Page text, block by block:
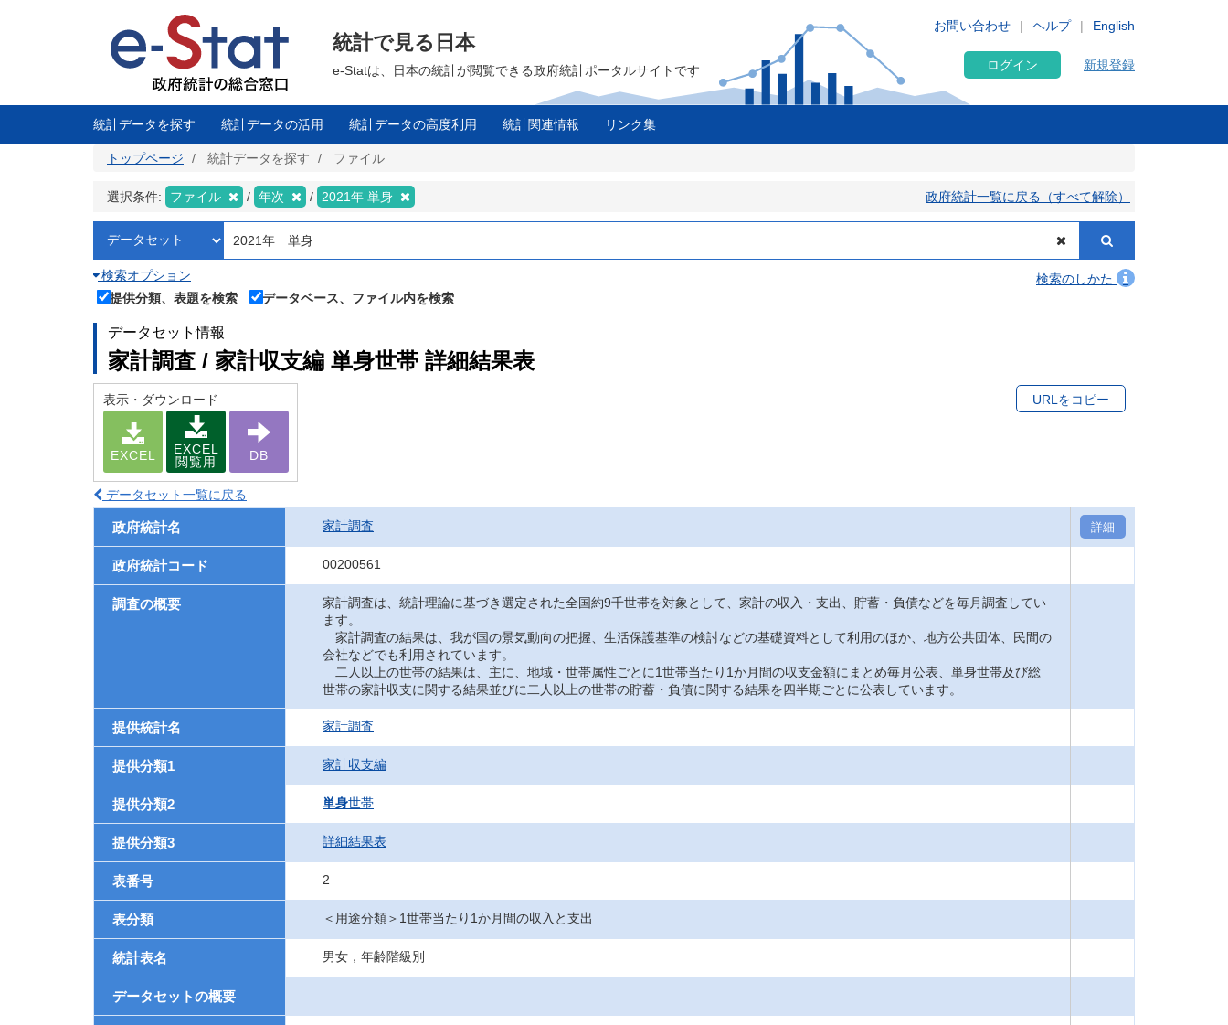
に
English
お問い合わせ ヘルプ
統計で見る日本
e-Statは、日本の統計が閲覧できる政府統計ポータルサイトです ログイン 新規登録
統計データを探す 統計データの活用 統計データの高度利用 統計関連情報 リンク集
トップページ 統計データを探す ファイル
選択条件: ファイル 年次 2021年 単身 政府統計一覧に戻る（すべて解除）
検索オプション
検索のしかた
提供分類、表題を検索
データベース、ファイル内を検索
データセット情報
家計調査 / 家計収支編 単身世帯 詳細結果表
表示・ダウンロード
EXCEL
EXCEL
閲覧用
DB
URLをコピー
データセット一覧に戻る
政府統計名 家計調査 詳細
政府統計コード 00200561
調査の概要
家計調査は、統計理論に基づき選定された全国約9千世帯を対象として、家計の収入・支出、貯蓄・負債などを毎月調査してい
ます。
家計調査の結果は、我が国の景気動向の把握、生活保護基準の検討などの基礎資料として利用のほか、地方公共団体、民間の
会社などでも利用されています。
二人以上の世帯の結果は、主に、地域・世帯属性ごとに1世帯当たり1か月間の収支金額にまとめ毎月公表、単身世帯及び総
世帯の家計収支に関する結果並びに二人以上の世帯の貯蓄・負債に関する結果を四半期ごとに公表しています。
提供統計名 家計調査
提供分類1 家計収支編
提供分類2 単身世帯
提供分類3 詳細結果表
表番号 2
表分類 ＜用途分類＞1世帯当たり1か月間の収入と支出
統計表名 男女，年齢階級別
データセットの概要